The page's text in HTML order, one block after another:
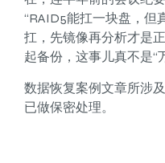
“RAID5能扛一块盘，但
扛，先镜像再分析才是
起备份，这事儿真不是“
数据恢复案例文章所涉
已做保密处理。